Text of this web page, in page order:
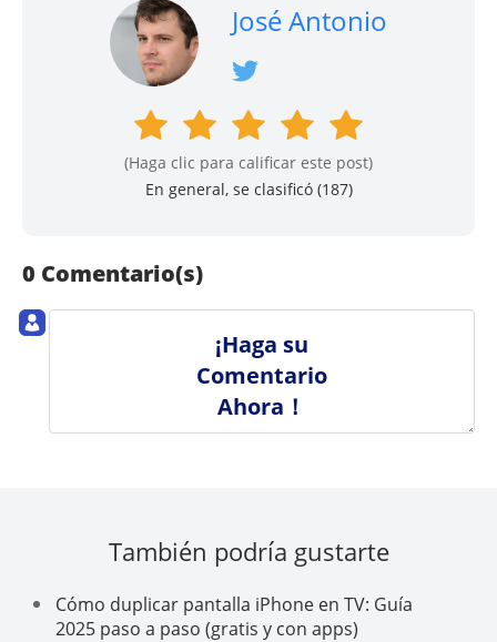
José Antonio
(Haga clic para calificar este post)
En general, se clasificó (187)
0 Comentario(s)
¡Haga su
Comentario
Ahora！
También podría gustarte
Cómo duplicar pantalla iPhone en TV: Guía
2025 paso a paso (gratis y con apps)